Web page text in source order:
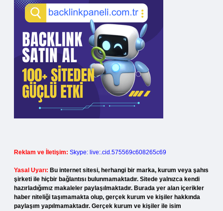
Reklam ve İletişim: Skype: live:.cid.575569c608265c69
Yasal Uyarı: Bu internet sitesi, herhangi bir marka, kurum veya şahıs
şirketi ile hiçbir bağlantısı bulunmamaktadır. Sitede yalnızca kendi
hazırladığımız makaleler paylaşılmaktadır. Burada yer alan içerikler
haber niteliği taşımamakta olup, gerçek kurum ve kişiler hakkında
paylaşım yapılmamaktadır. Gerçek kurum ve kişiler ile isim